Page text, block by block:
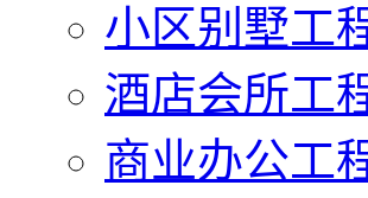
小区别墅工
酒店会所工
商业办公工